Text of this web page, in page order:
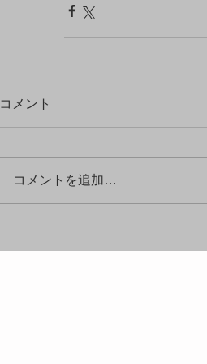
コメント
コメントを追加…